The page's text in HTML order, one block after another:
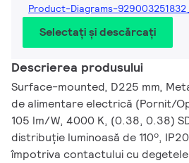
Product-Diagrams-
Selectați și descărcați
Descrierea produsului
Surface-mounted, D225 mm,
de alimentare electrică (Pornit/
105 lm/W, 4000 K, (0.38, 0.38)
distribuție luminoasă de 110º,
împotriva contactului cu